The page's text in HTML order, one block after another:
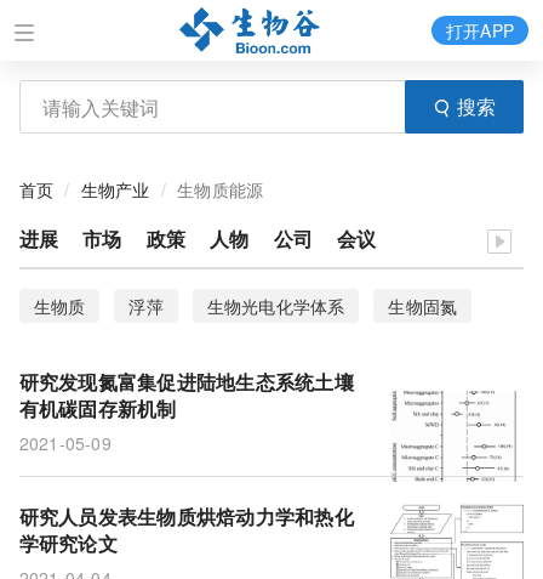
搜索
打开APP
首页 生物产业 生物质能源
进展 市场 政策 人物 公司 会议
生物质 浮萍 生物光电化学体系
生物固氮
研究发现氮富集促进陆地生态系统土壤
有机碳固存新机制
2021-05-09
研究人员发表生物质烘焙动力学和热化
学研究论文